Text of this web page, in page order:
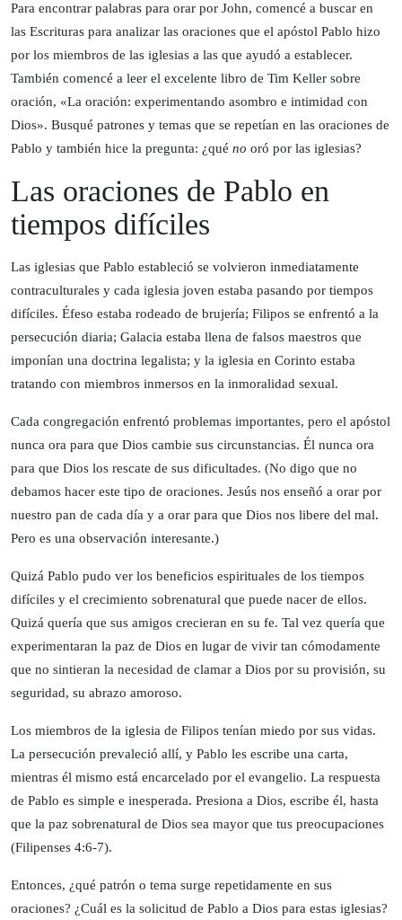
Para encontrar palabras para orar por John, comencé a buscar en
las Escrituras para analizar las oraciones que el apóstol Pablo hizo
por los miembros de las iglesias a las que ayudó a establecer.
También comencé a leer el excelente libro de Tim Keller sobre
oración, «La oración: experimentando asombro e intimidad con
Dios». Busqué patrones y temas que se repetían en las oraciones de
Pablo y también hice la pregunta: ¿qué no oró por las iglesias?
Las oraciones de Pablo en
tiempos difíciles
Las iglesias que Pablo estableció se volvieron inmediatamente
contraculturales y cada iglesia joven estaba pasando por tiempos
difíciles. Éfeso estaba rodeado de brujería; Filipos se enfrentó a la
persecución diaria; Galacia estaba llena de falsos maestros que
imponían una doctrina legalista; y la iglesia en Corinto estaba
tratando con miembros inmersos en la inmoralidad sexual.
Cada congregación enfrentó problemas importantes, pero el apóstol
nunca ora para que Dios cambie sus circunstancias. Él nunca ora
para que Dios los rescate de sus dificultades. (No digo que no
debamos hacer este tipo de oraciones. Jesús nos enseñó a orar por
nuestro pan de cada día y a orar para que Dios nos libere del mal.
Pero es una observación interesante.)
Quizá Pablo pudo ver los beneficios espirituales de los tiempos
difíciles y el crecimiento sobrenatural que puede nacer de ellos.
Quizá quería que sus amigos crecieran en su fe. Tal vez quería que
experimentaran la paz de Dios en lugar de vivir tan cómodamente
que no sintieran la necesidad de clamar a Dios por su provisión, su
seguridad, su abrazo amoroso.
Los miembros de la iglesia de Filipos tenían miedo por sus vidas.
La persecución prevaleció allí, y Pablo les escribe una carta,
mientras él mismo está encarcelado por el evangelio. La respuesta
de Pablo es simple e inesperada. Presiona a Dios, escribe él, hasta
que la paz sobrenatural de Dios sea mayor que tus preocupaciones
(Filipenses 4:6-7).
Entonces, ¿qué patrón o tema surge repetidamente en sus
oraciones? ¿Cuál es la solicitud de Pablo a Dios para estas iglesias?